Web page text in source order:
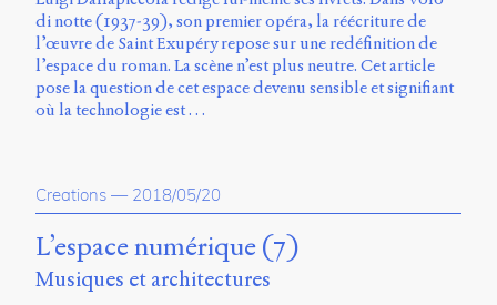
Charles-
Le
Moyne
Longueuil
(QC)
J4K
ISSN
3272
Sens
di notte (1937-39), son premier opéra, la réécriture de
l’œuvre de Saint Exupéry repose sur une redéfinition de
l’espace du roman. La scène n’est plus neutre. Cet article
pose la question de cet espace devenu sensible et signifiant
où la technologie est …
Creations — 2018/05/20
L’espace numérique (7)
Musiques et architectures